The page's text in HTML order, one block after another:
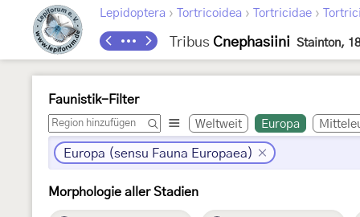
Lepidoptera › Tortricoidea › Tortricidae ›
Tribus Cnephasiini Stainton,
Faunistik-Filter
Weltweit Europa
Europa (sensu Fauna Europaea)
Morphologie aller Stadien